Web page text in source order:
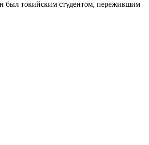
был токийским студентом, пережившим